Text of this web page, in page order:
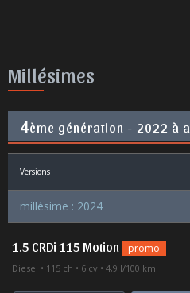
Millésimes
4ème génération - 2022 à
Versions
millésime : 2024
1.5 CRDi 115 Motion promo
Diesel 115 ch 6 cv 4,9 l/100 km